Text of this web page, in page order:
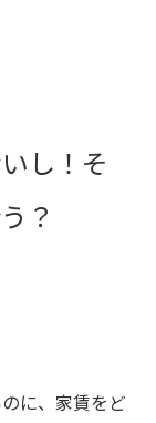
し！そ
？
に、家賃をど